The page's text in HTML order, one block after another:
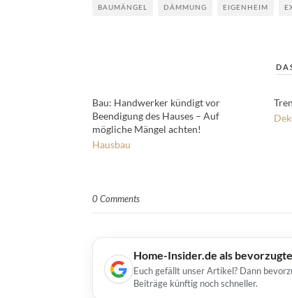
BAUMÄNGEL DÄMMUNG EIGENHEIM
Bau: Handwerker kündigt vor
Beendigung des Hauses – Auf
mögliche Mängel achten!
Hausbau
0 Comments
Home-Insider.de als
Euch gefällt unser Artikel? Dann
Beiträge künftig noch schneller.